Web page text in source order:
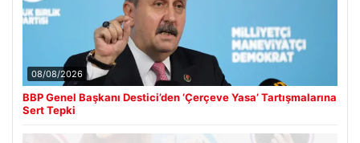
08/08/2026
BBP Genel Başkanı Destici’den ‘Çerçeve Yasa’ Tartışmalarına
Sert Tepki